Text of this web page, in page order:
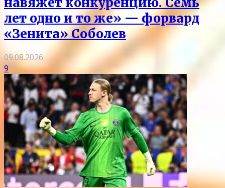
лет одно и то же» — форвард
«Зенита» Соболев
09.08.2026
9